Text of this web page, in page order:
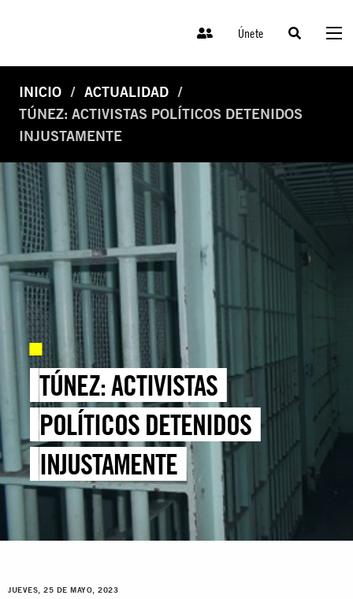
Únete
INICIO
ACTUALIDAD
TÚNEZ: ACTIVISTAS POLÍTICOS DETENIDOS
INJUSTAMENTE
TÚNEZ: ACTIVISTAS
POLÍTICOS DETENIDOS
INJUSTAMENTE
JUEVES, 25 DE MAYO, 2023